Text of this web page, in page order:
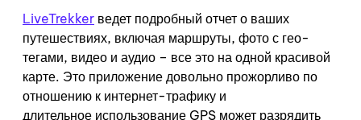
LiveTrekker ведет подробный отчет о ваших
путешествиях, включая маршруты, фото с гео-
тегами, видео и аудио – все это на одной красивой
карте. Это приложение довольно прожорливо по
отношению к интернет-трафику и
длительное использование GPS может разрядить